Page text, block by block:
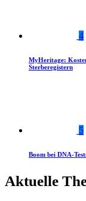
4
MyHeritage:
Sterberegistern
5
Boom bei DNA-
Aktuelle